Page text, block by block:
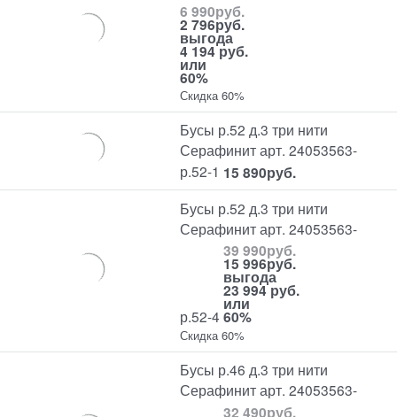
6 990руб.
2 796руб.
выгода
4 194 руб.
или
60%
Скидка 60%
Бусы р.52 д.3 три нити
Серафинит арт. 24053563-
р.52-1 15 890руб.
Бусы р.52 д.3 три нити
Серафинит арт. 24053563-
р.52-4
39 990руб.
15 996руб.
выгода
23 994 руб.
или
60%
Скидка 60%
Бусы р.46 д.3 три нити
Серафинит арт. 24053563-
32 490руб.